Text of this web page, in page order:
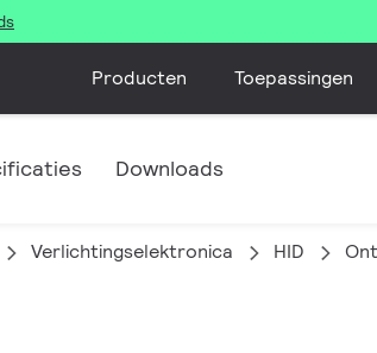
Producten Toepassingen
Downloads
Verlichtingselektronica HID